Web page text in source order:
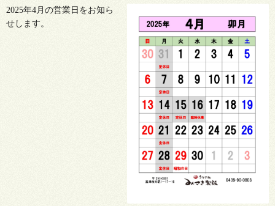
2025年4月の営業日をお知ら
せします。